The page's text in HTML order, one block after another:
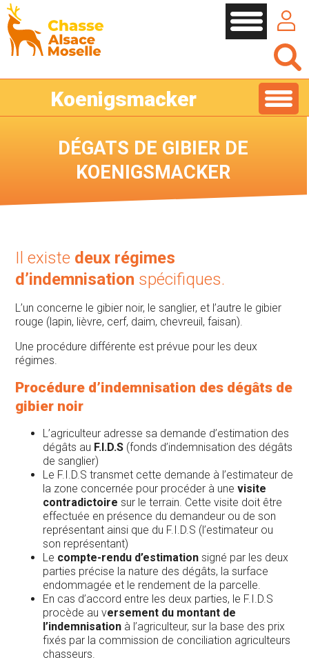
Koenigsmacker
DÉGATS DE GIBIER DE
KOENIGSMACKER
Il existe deux régimes
d’indemnisation spécifiques.
L’un concerne le gibier noir, le sanglier, et l’autre le gibier
rouge (lapin, lièvre, cerf, daim, chevreuil, faisan).
Une procédure différente est prévue pour les deux
régimes.
Procédure d’indemnisation des dégâts de
gibier noir
L’agriculteur adresse sa demande d’estimation des
dégâts au F.I.D.S (fonds d’indemnisation des dégâts
de sanglier)
Le F.I.D.S transmet cette demande à l’estimateur de
la zone concernée pour procéder à unevisite
contradictoire sur le terrain. Cette visite doit être
effectuée en présence du demandeur ou de son
représentant ainsi que du F.I.D.S (l’estimateur ou
son représentant)
Le compte-rendu d’estimation signé par les deux
parties précise la nature des dégâts, la surface
endommagée et le rendement de la parcelle.
En cas d’accord entre les deux parties, le F.I.D.S
procède au versement du montant de
l’indemnisation à l’agriculteur, sur la base des prix
fixés par la commission de conciliation agriculteurs
chasseurs.
Cookies management panel